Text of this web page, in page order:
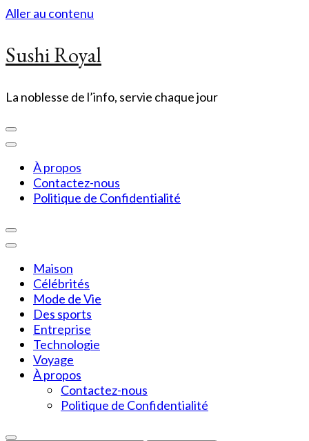
Aller au contenu
Sushi Royal
La noblesse de l’info, servie chaque jour
À propos
Contactez-nous
Politique de Confidentialité
Maison
Célébrités
Mode de Vie
Des sports
Entreprise
Technologie
Voyage
À propos
Contactez-nous
Politique de Confidentialité